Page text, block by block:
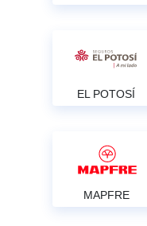
EL POTOSÍ
MAPFRE